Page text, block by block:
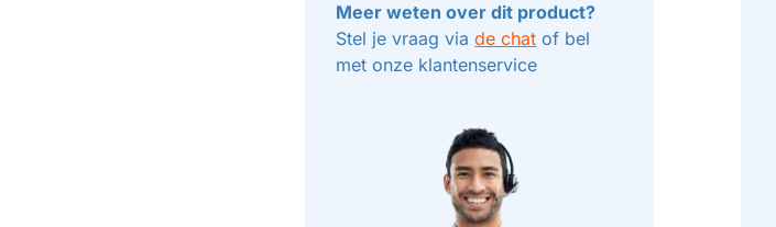
Meer weten over dit product?
Stel je vraag viade chat of bel
met onze klantenservice